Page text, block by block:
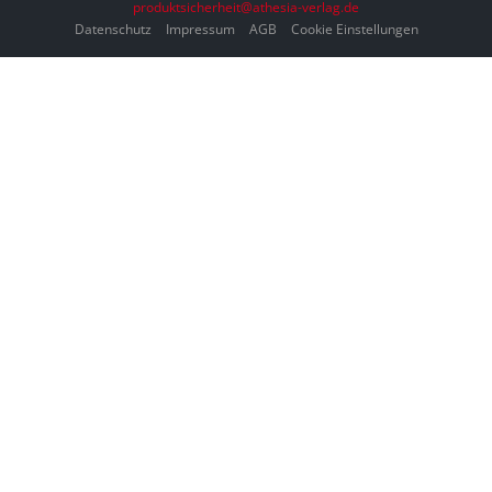
produktsicherheit@athesia-verlag.de
Datenschutz
Impressum AGB Cookie Einstellungen